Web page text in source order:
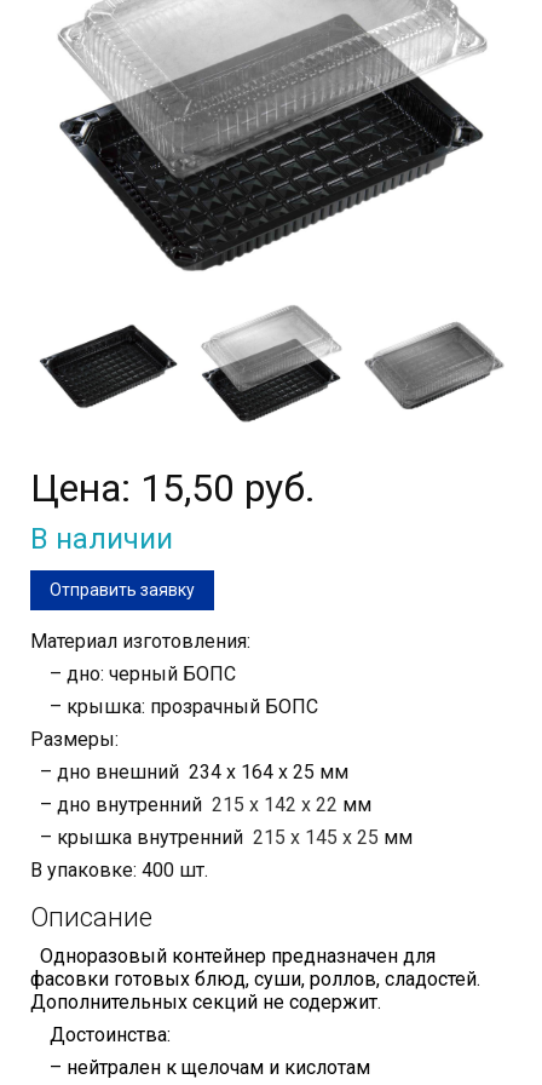
Цена: 15,50 руб.
В наличии
Отправить заявку
Материал изготовления:
– дно: черный БОПС
– крышка: прозрачный БОПС
Размеры:
– дно внешний 234 х 164 х 25 мм
– дно внутренний 215 x 142 x 22 мм
– крышка внутренний 215 x 145 x 25 мм
В упаковке: 400 шт.
Описание
Одноразовый контейнер предназначен для
фасовки готовых блюд, суши, роллов, сладостей.
Дополнительных секций не содержит.
Достоинства:
– нейтрален к щелочам и кислотам